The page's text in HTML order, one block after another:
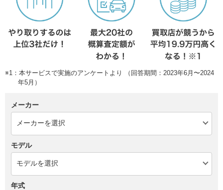
※1：本サービスで実施のアンケートより （回答期間：2023年6月〜2024
年5月）
メーカー
モデル
年式